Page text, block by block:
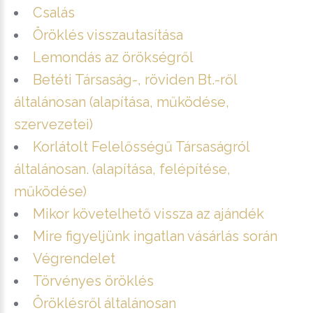
Csalás
Öröklés visszautasítása
Lemondás az örökségről
Betéti Társaság-, röviden Bt.-ről
általánosan (alapítása, működése,
szervezetei)
Korlátolt Felelősségű Társaságról
általánosan. (alapítása, felépítése,
működése)
Mikor követelhető vissza az ajándék
Mire figyeljünk ingatlan vásárlás során
Végrendelet
Törvényes öröklés
Öröklésről általánosan